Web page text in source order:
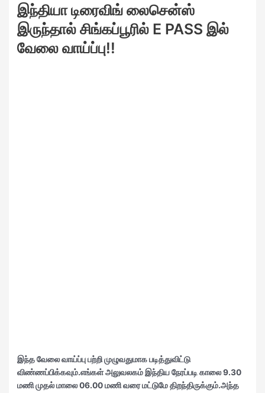
இந்தியா டிரைவிங் லைசென்ஸ்
இருந்தால் சிங்கப்பூரில் E PASS இல்
வேலை வாய்ப்பு!!
இந்த வேலை வாய்ப்பு பற்றி முழுவதுமாக படித்துவிட்டு
விண்ணப்பிக்கவும்.எங்கள் அலுவலகம் இந்திய நேரப்படி காலை 9.30
மணி முதல் மாலை 06.00 மணி வரை மட்டுமே திறந்திருக்கும்.அந்த